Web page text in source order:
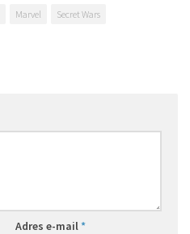
Marvel Secret Wars
Adres e-mail*